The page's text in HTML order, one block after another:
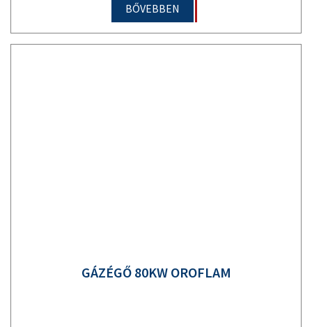
BŐVEBBEN
GÁZÉGŐ 80KW OROFLAM